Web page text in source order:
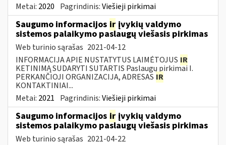
Metai: 2020 Pagrindinis:Viešieji pirkimai
Saugumo informacijos ir įvykių valdymo
sistemos palaikymo paslaugų viešasis pirkimas
Web turinio sąrašas 2021-04-12
INFORMACIJA APIE NUSTATYTUS LAIMĖTOJUS IR
KETINIMĄ SUDARYTI SUTARTIS Paslaugų pirkimai I.
PERKANČIOJI ORGANIZACIJA, ADRESAS IR
KONTAKTINIAI...
Metai: 2021 Pagrindinis:Viešieji pirkimai
Saugumo informacijos ir įvykių valdymo
sistemos palaikymo paslaugų viešasis pirkimas
Web turinio sąrašas 2021-04-22